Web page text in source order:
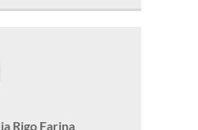
Rigo Farina